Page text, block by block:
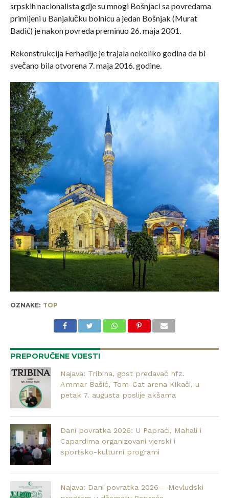
srpskih nacionalista gdje su mnogi Bošnjaci sa povredama
primljeni u Banjalučku bolnicu a jedan Bošnjak (Murat
Badić) je nakon povreda preminuo 26. maja 2001.
Rekonstrukcija Ferhadije je trajala nekoliko godina da bi
svečano bila otvorena 7. maja 2016. godine.
OZNAKE: TOP
PREPORUČENE VIJESTI
Najava: Tribina, gost predavač hfz.
Ammar Bašić, Tom-Cat arena Kikači, u
petak 7. augusta poslije akšama
Dani povratka 2026: U Papraći, Mahali i
Capardima organizovani vjerski i
sportsko-kulturni programi
Najava: Dani povratka 2026 – Mevludski